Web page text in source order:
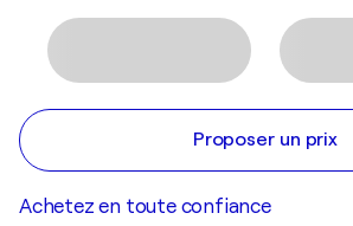
Proposer un prix
Achetez en toute confiance